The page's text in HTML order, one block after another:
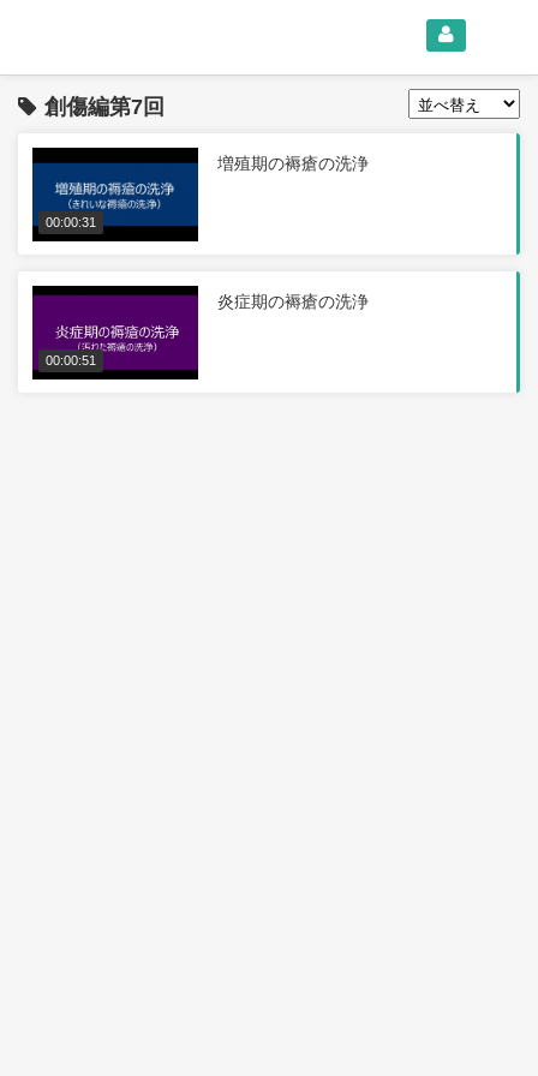
創傷編第7回
増殖期の褥瘡の洗浄
00:00:31
炎症期の褥瘡の洗浄
00:00:51